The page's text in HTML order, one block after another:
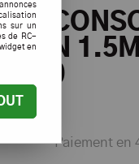
Paiement en
sur un
de RC-
en